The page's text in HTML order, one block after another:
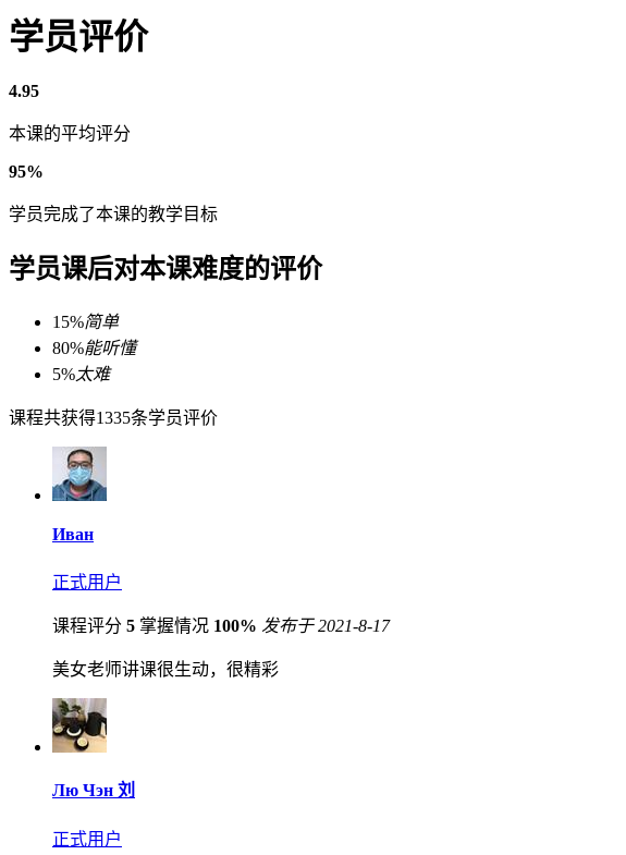
学员评价
4.95
本课的平均评分
95%
学员完成了本课的教学目标
学员课后对本课难度的评价
15%简单
80%能听懂
5%太难
课程共获得1335条学员评价
Иван
正式用户
课程评分 5 掌握情况 100% 发布于 2021-8-17
美女老师讲课很生动，很精彩
Лю Чэн 刘
正式用户